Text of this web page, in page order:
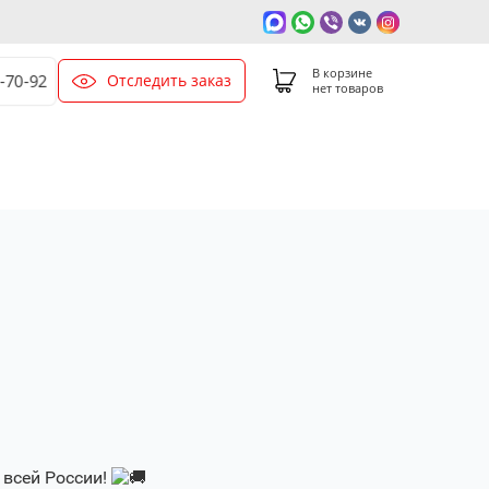
70-92 Отследить заказ
В корзине
нет товаров
России!